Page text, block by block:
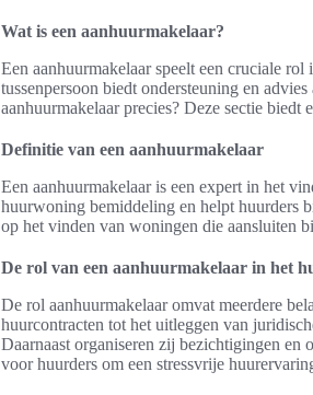
Wat is een aanhuurmakelaar?
Een aanhuurmakelaar speelt een cruciale
tussenpersoon biedt ondersteuning en
aanhuurmakelaar precies? Deze sectie
Definitie van een aanhuurmakelaar
Een aanhuurmakelaar is een expert in het
huurwoning bemiddeling en helpt huurders
op het vinden van woningen die aansluiten
De rol van een aanhuurmakelaar in het
De rol aanhuurmakelaar omvat meerdere
huurcontracten tot het uitleggen van
Daarnaast organiseren zij bezichtigingen
voor huurders om een stressvrije